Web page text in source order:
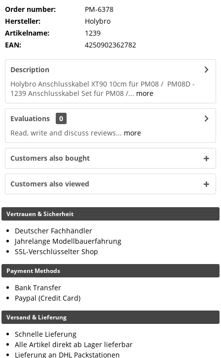
Order number:
PM-6378
Hersteller:
Holybro
Artikelname:
1239
EAN:
4250902362782
Description
Holybro Anschlusskabel XT90 10cm für PM08 / PM08D -
1239 Anschlusskabel Set für PM08 /... more
Evaluations
0
Read, write and discuss reviews... more
Customers also bought
Customers also viewed
Vertrauen & Sicherheit
Deutscher Fachhändler
Jahrelange Modellbauerfahrung
SSL-Verschlüsselter Shop
Payment Methods
Bank Transfer
Paypal (Credit Card)
Versand & Lieferung
Schnelle Lieferung
Alle Artikel direkt ab Lager lieferbar
Lieferung an DHL Packstationen